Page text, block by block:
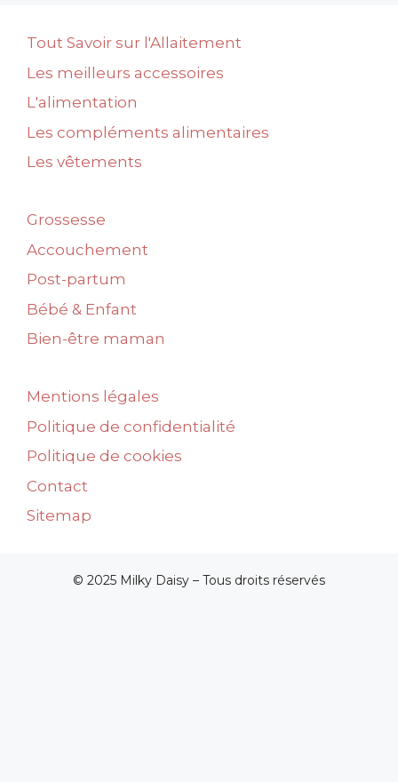
Tout Savoir sur l'Allaitement
Les meilleurs accessoires
L'alimentation
Les compléments alimentaires
Les vêtements
Grossesse
Accouchement
Post-partum
Bébé & Enfant
Bien-être maman
Mentions légales
Politique de confidentialité
Politique de cookies
Contact
Sitemap
© 2025 Milky Daisy – Tous droits réservés